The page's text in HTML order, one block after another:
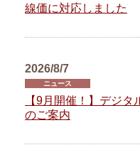
線価に対応しました
2026/8/7
ニュース
【9月開催！】デジ
のご案内